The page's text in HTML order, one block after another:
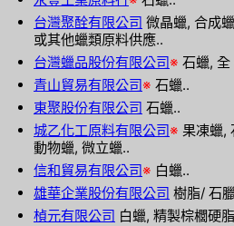
台灣聚酫有限公司 微晶蠟, 合成
或其他蠟類原料供應..
台灣蠟品股份有限公司※ 石蠟,
青山貿易有限公司※ 石蠟..
東聚股份有限公司 石蠟..
城乙化工原料有限公司※ 果凍蠟,
動物蠟, 微立蠟..
信和貿易有限公司※ 白蠟..
雄華企業股份有限公司 樹脂/ 石
楨元有限公司 白蠟, 精製棕櫚硬